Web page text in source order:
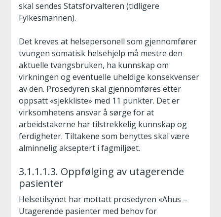
skal sendes Statsforvalteren (tidligere
Fylkesmannen).
Det kreves at helsepersonell som gjennomfører
tvungen somatisk helsehjelp må mestre den
aktuelle tvangsbruken, ha kunnskap om
virkningen og eventuelle uheldige konsekvenser
av den. Prosedyren skal gjennomføres etter
oppsatt «sjekkliste» med 11 punkter. Det er
virksomhetens ansvar å sørge for at
arbeidstakerne har tilstrekkelig kunnskap og
ferdigheter. Tiltakene som benyttes skal være
alminnelig akseptert i fagmiljøet.
3.1.1.1.3. Oppfølging av utagerende
pasienter
Helsetilsynet har mottatt prosedyren «Ahus –
Utagerende pasienter med behov for